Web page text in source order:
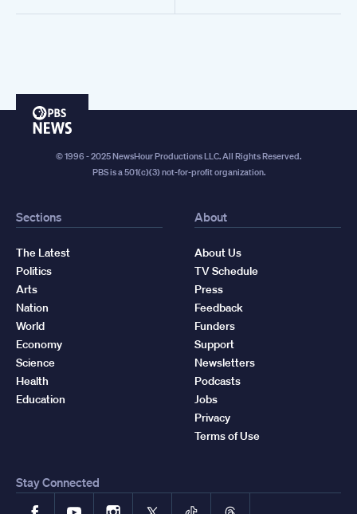
PBS
© 1996 - 2025 NewsHour Productions LLC. All Rights Reserved.
PBS is a 501(c)(3) not-for-profit organization.
Sections
The Latest
Politics
Arts
Nation
World
Economy
Science
Health
Education
About
About Us
TV Schedule
Press
Feedback
Funders
Support
Newsletters
Podcasts
Jobs
Privacy
Terms of Use
Stay Connected
FacebookYouTubeInstagram
X TikTokThreads